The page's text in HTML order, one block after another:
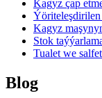
Kagyz çap
Kagyz
Stok
Tualet we
Blog